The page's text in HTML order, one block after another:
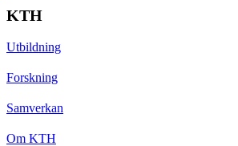
KTH
Utbildning
Forskning
Samverkan
Om KTH